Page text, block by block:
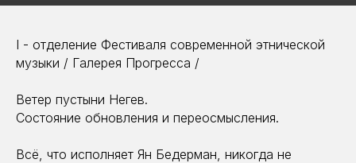
I - отделение Фестиваля современной этнической
музыки / Галерея Прогресса /
Ветер пустыни Негев.
Состояние обновления и переосмысления.
Всё, что исполняет Ян Бедерман, никогда не